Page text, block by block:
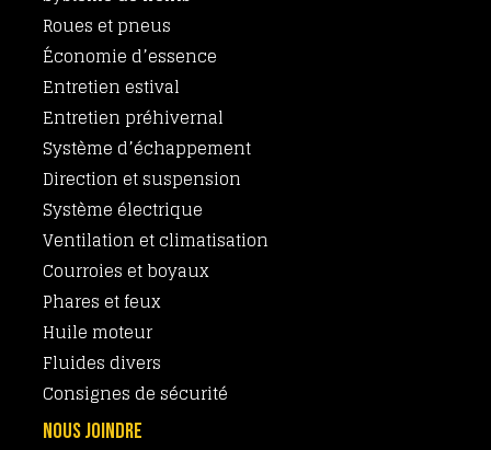
Roues et pneus
Économie d’essence
Entretien estival
Entretien préhivernal
Système d’échappement
Direction et suspension
Système électrique
Ventilation et climatisation
Courroies et boyaux
Phares et feux
Huile moteur
Fluides divers
Consignes de sécurité
NOUS JOINDRE